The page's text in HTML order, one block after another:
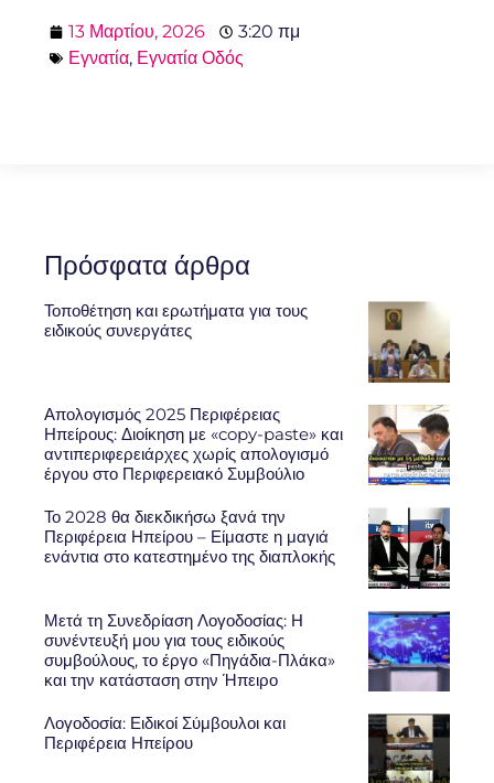
13 Μαρτίου, 2026
3:20 πμ
Εγνατία, Εγνατία Οδός
Πρόσφατα άρθρα
Τοποθέτηση και ερωτήματα για τους
ειδικούς συνεργάτες
Απολογισμός 2025 Περιφέρειας
Ηπείρους: Διοίκηση με «copy-paste» και
αντιπεριφερειάρχες χωρίς απολογισμό
έργου στο Περιφερειακό Συμβούλιο
Το 2028 θα διεκδικήσω ξανά την
Περιφέρεια Ηπείρου – Είμαστε η μαγιά
ενάντια στο κατεστημένο της διαπλοκής
Μετά τη Συνεδρίαση Λογοδοσίας: Η
συνέντευξή μου για τους ειδικούς
συμβούλους, το έργο «Πηγάδια-Πλάκα»
και την κατάσταση στην Ήπειρο
Λογοδοσία: Ειδικοί Σύμβουλοι και
Περιφέρεια Ηπείρου